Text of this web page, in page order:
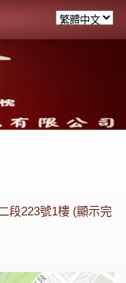
段223號1樓 (顯示完